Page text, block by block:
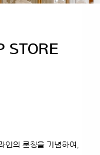
STORE
인의 론칭을 기념하여,